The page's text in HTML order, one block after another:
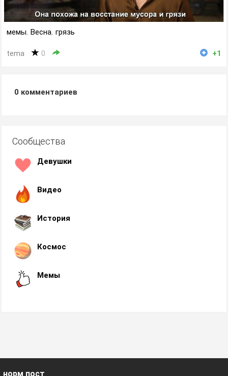
мемы, Весна, грязь
tema 0 +1
0 комментариев
Сообщества
Девушки
Видео
История
Космос
Мемы
норм пост